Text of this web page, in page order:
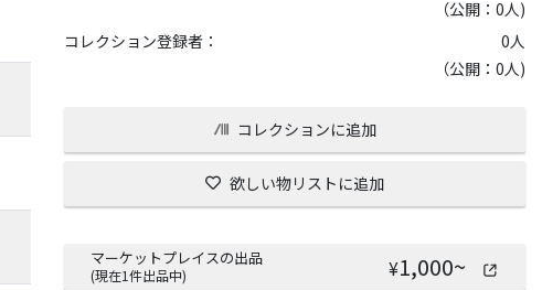
（公開：0人)
コレクション登録者：
0人
（公開：0人)
コレクションに追加
欲しい物リストに追加
マーケットプレイスの出品
(現在1件出品中) ¥1,000~